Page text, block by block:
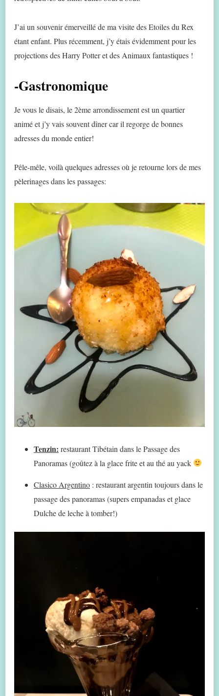
J’ai un souvenir émerveillé de ma visite des Etoiles du Rex
étant enfant. Plus récemment, j’y étais évidemment pour les
projections des Harry Potter et des Animaux fantastiques !
-Gastronomique
Je vous le disais, le 2ème arrondissement est un quartier
animé et j’y vais souvent dîner car il regorge de bonnes
adresses du monde entier!
Pêle-mêle, voilà quelques adresses où je retourne lors de mes
pèlerinages dans les passages:
Tenzin: restaurant Tibétain dans le Passage des
Panoramas (goûtez à la glace frite et au thé au yack
Clasico Argentino : restaurant argentin toujours dans le
passage des panoramas (supers empanadas et glace
Dulche de leche à tomber!)